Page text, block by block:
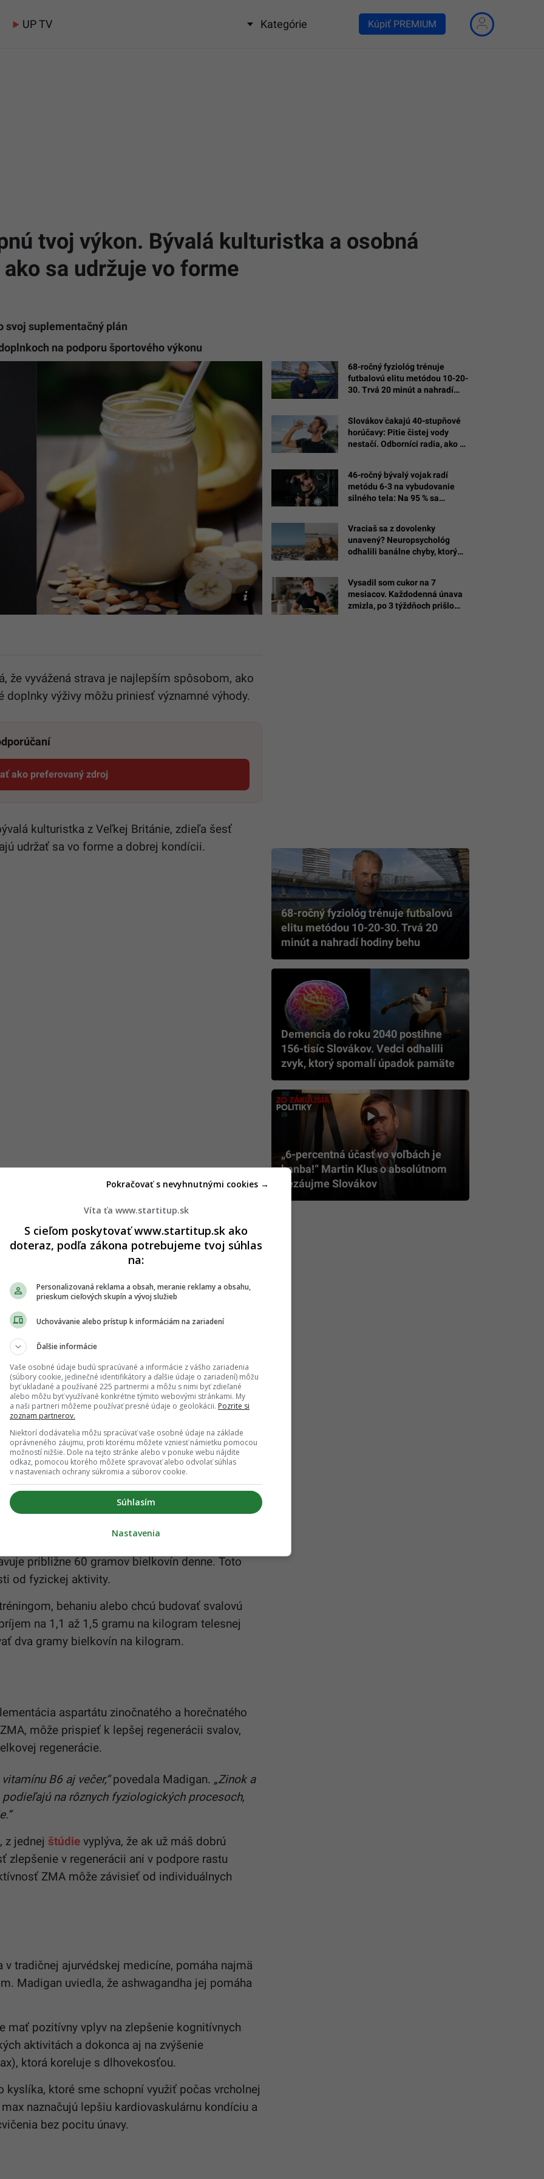
UP TV Kategórie Kúpiť PREMIUM
tvoj výkon. Bývalá kulturistka a osobná
sa udržuje vo forme
svoj suplementačný plán
na podporu športového výkonu
Instagram/hayleymadiganfitness,
Freepik
že vyvážená strava je najlepším spôsobom, ako
výživy môžu priniesť významné výhody.
ako preferovaný zdroj
Startitup, odkaz sa otvorí v novom okne
kulturistka z Veľkej Británie, zdieľa šesť
udržať sa vo forme a dobrej kondícii.
svalového a mozgového tkaniva, môže skrátiť
prínosné pre športovcov, ktorí majú
Cleveland Clinic, kreatín zabezpečuje nepretržitý
trénovať intenzívnejšie a dlhšie bez rýchleho
mozgu, čím zlepšuje výsledky v kognitívnych
štúdie dokonca naznačujú jeho potenciál v
denne. Presná odporúčaná dávka sa môže
úrovne fyzickej aktivity, ale vo všeobecnosti je
a dobre tolerovateľný.
zohráva viacero kritických úloh v
1,5 odmerky srvátkového proteínu k raňajkám,“
skvelý spôsob, ako si zabezpečiť potrebný príjem
kalórií, a zároveň podporuje pocit sýtosti.“
gramu na kilogram telesnej hmotnosti, čo pre
približne 60 gramov bielkovín denne. Toto
od fyzickej aktivity.
behaniu alebo chcú budovať svalovú
na 1,1 až 1,5 gramu na kilogram telesnej
dva gramy bielkovín na kilogram.
aspartátu zinočnatého a horečnatého
môže prispieť k lepšej regenerácii svalov,
regenerácie.
B6 aj večer,“povedala Madigan. „Zinok a
na rôznych fyziologických procesoch,
z jednej štúdie vyplýva, že ak už máš dobrú
v regenerácii ani v podpore rastu
ZMA môže závisieť od individuálnych
v tradičnej ajurvédskej medicíne, pomáha najmä
Madigan uviedla, že ashwagandha jej pomáha
mať pozitívny vplyv na zlepšenie kognitívnych
aktivitách a dokonca aj na zvýšenie
ktorá koreluje s dlhovekosťou.
kyslíka, ktoré sme schopní využiť počas vrcholnej
naznačujú lepšiu kardiovaskulárnu kondíciu a
bez pocitu únavy.
68-ročný fyziológ trénuje
futbalovú elitu metódou 10-20-
30. Trvá 20 minút a nahradí
Slovákov čakajú 40-stupňové
horúčavy: Pitie čistej vody
nestačí. Odborníci radia, ako sa
46-ročný bývalý vojak radí
metódu 6-3 na vybudovanie
silného tela: Na 95 % sa
Vraciaš sa z dovolenky
unavený? Neuropsychológ
odhalili banálne chyby, ktorými
Vysadil som cukor na 7
mesiacov. Každodenná únava
zmizla, po 3 týždňoch prišlo
68-ročný fyziológ trénuje futbalovú
elitu metódou 10-20-30. Trvá 20
minút a nahradí hodiny behu
Demencia do roku 2040 postihne
156-tisíc Slovákov. Vedci odhalili
zvyk, ktorý spomalí úpadok pamäte
„6-percentná účasť vo voľbách je
hanba!“ Martin Klus o absolútnom
nezáujme Slovákov
Víta ťa www.startitup.sk
S cieľom poskytovať www.startitup.sk ako
doteraz, podľa zákona potrebujeme tvoj súhlas
na:
Personalizovaná reklama a obsah, meranie reklamy a obsahu,
prieskum cieľových skupín a vývoj služieb
Uchovávanie alebo prístup k informáciám na zariadení
Ďalšie informácie
Vaše osobné údaje budú spracúvané a informácie z vášho zariadenia
(súbory cookie, jedinečné identifikátory a ďalšie údaje o zariadení) môžu
byť ukladané a používané 225 partnermi a môžu s nimi byť zdieľané
alebo môžu byť využívané konkrétne týmito webovými stránkami. My
a naši partneri môžeme používať presné údaje o geolokácii. Pozrite si
zoznam partnerov.
Niektorí dodávatelia môžu spracúvať vaše osobné údaje na základe
oprávneného záujmu, proti ktorému môžete vzniesť námietku pomocou
možností nižšie. Dole na tejto stránke alebo v ponuke webu nájdite
odkaz, pomocou ktorého môžete spravovať alebo odvolať súhlas
v nastaveniach ochrany súkromia a súborov cookie.
Súhlasím
Pokračovať s nevyhnutnými cookies →
Nastavenia